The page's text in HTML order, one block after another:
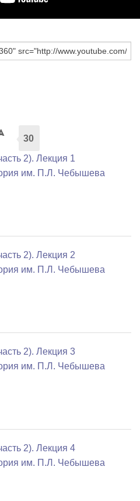
30
2). Лекция 1
им. П.Л. Чебышева
2). Лекция 2
им. П.Л. Чебышева
2). Лекция 3
им. П.Л. Чебышева
2). Лекция 4
им. П.Л. Чебышева